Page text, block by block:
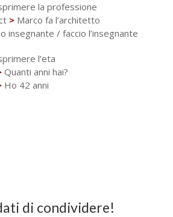
la professione
> Marco fa l’architetto
insegnante / faccio l’insegnante
l’eta
Quanti anni hai?
Ho 42 anni
di condividere!